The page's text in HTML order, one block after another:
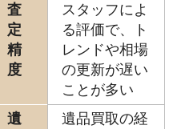
査
定
精
度
スタッフによ
る評価で、ト
レンドや相場
の更新が遅い
ことが多い
遺
遺品買取の経